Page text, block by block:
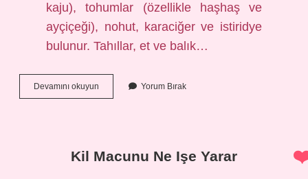
kaju), tohumlar (özellikle haşhaş ve
ayçiçeği), nohut, karaciğer ve istiridye
bulunur. Tahıllar, et ve balık…
Devamını okuyun
Eksikliğinde
Yorum Bırak
Kil Macunu Ne Işe Yarar